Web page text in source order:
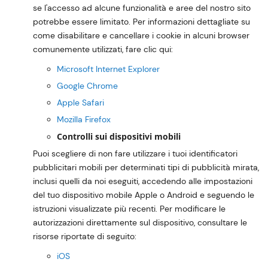
se l'accesso ad alcune funzionalità e aree del nostro sito
potrebbe essere limitato. Per informazioni dettagliate su
come disabilitare e cancellare i cookie in alcuni browser
comunemente utilizzati, fare clic qui:
Microsoft Internet Explorer
Google Chrome
Apple Safari
Mozilla Firefox
Controlli sui dispositivi mobili
Puoi scegliere di non fare utilizzare i tuoi identificatori
pubblicitari mobili per determinati tipi di pubblicità mirata,
inclusi quelli da noi eseguiti, accedendo alle impostazioni
del tuo dispositivo mobile Apple o Android e seguendo le
istruzioni visualizzate più recenti. Per modificare le
autorizzazioni direttamente sul dispositivo, consultare le
risorse riportate di seguito:
iOS